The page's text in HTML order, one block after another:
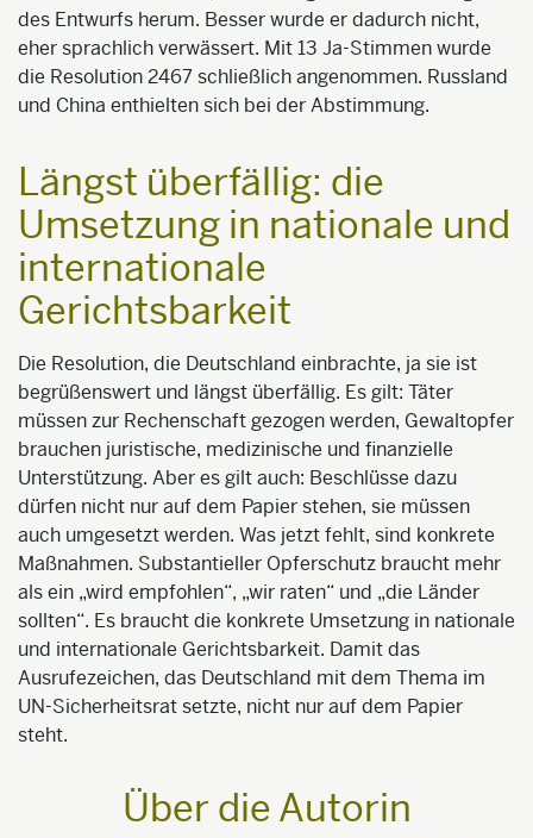
des Entwurfs herum. Besser wurde er dadurch nicht,
eher sprachlich verwässert. Mit 13 Ja-Stimmen wurde
die Resolution 2467 schließlich angenommen. Russland
und China enthielten sich bei der Abstimmung.
Längst überfällig: die
Umsetzung in nationale und
internationale
Gerichtsbarkeit
Die Resolution, die Deutschland einbrachte, ja sie ist
begrüßenswert und längst überfällig. Es gilt: Täter
müssen zur Rechenschaft gezogen werden, Gewaltopfer
brauchen juristische, medizinische und finanzielle
Unterstützung. Aber es gilt auch: Beschlüsse dazu
dürfen nicht nur auf dem Papier stehen, sie müssen
auch umgesetzt werden. Was jetzt fehlt, sind konkrete
Maßnahmen. Substantieller Opferschutz braucht mehr
als ein „wird empfohlen“, „wir raten“ und „die Länder
sollten“. Es braucht die konkrete Umsetzung in nationale
und internationale Gerichtsbarkeit. Damit das
Ausrufezeichen, das Deutschland mit dem Thema im
UN-Sicherheitsrat setzte, nicht nur auf dem Papier
steht.
Über die Autorin